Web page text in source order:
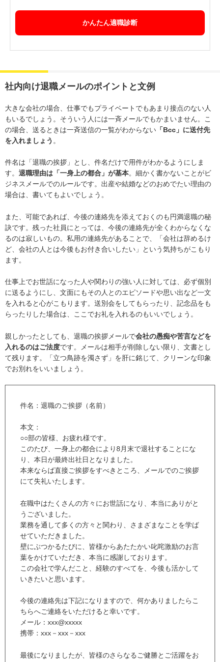
かんたん適職診断
社内向け退職メールのポイントと文例
大きな会社の場合、仕事でもプライベートでもあまり接点のない人
もいるでしょう。そういう人には一斉メールでもかまいません。こ
の場合、送るときは一斉送信の一覧がわからない 「Bcc」に送付先
を入れましょう 。
件名は「退職の挨拶」とし、件名だけで用件がわかるようにしま
す。 退職理由は「一身上の都合」が基本。細かく書かないことがビ
ジネスメールでのルールです。出産や結婚などのおめでたい理由の
場合は、書いてもよいでしょう。
また、可能であれば、今後の連絡先を添えておくのも円満退職の秘
訣です。残った社員にとっては、今後の連絡先が全くわからなくな
るのは寂しいもの。私用の連絡先があることで、「会社は辞めるけ
ど、会社の人とは今後もお付き合いしたい」という気持ちがこもり
ます。
仕事上でお世話になった人や関わりの強い人に対しては、必ず個別
に送るようにし、文面にもその人とのエピソードや思い出など一文
を入れると心がこもります。送別会をしてもらったり、記念品をも
らったりした場合は、ここでお礼を入れるのもいいでしょう。
親しかったとしても、退職の挨拶メールで会社の愚痴や苦言などを
入れるのはご法度です。メールは相手が削除しない限り、文書とし
て残ります。「立つ鳥跡を濁さず」を肝に銘じて、クリーンな印象
でお別れをいいましょう。
件名：退職のご挨拶（名前）
本文：
○○部の皆様、お疲れ様です。
このたび、一身上の都合により8月末で退社することにな
り、本日が最終出社日となりました。
本来ならば直接ご挨拶をすべきところ、メールでのご挨拶
にて失礼いたします。
在職中はたくさんの方々にお世話になり、本当にありがと
うございました。
業務を通して多くの方々と関わり、さまざまなことを学ば
せていただきました。
壁にぶつかるたびに、皆様からあたたかい叱咤激励のお言
葉をかけていただき、本当に感謝しております。
この会社で学んだこと、経験のすべてを、今後も活かして
いきたいと思います。
今後の連絡先は下記になりますので、何かありましたらこ
ちらへご連絡をいただけると幸いです。
メール：xxx@xxxxx
携帯：xxx－xxx－xxx
最後になりましたが、皆様のさらなるご健勝とご活躍をお